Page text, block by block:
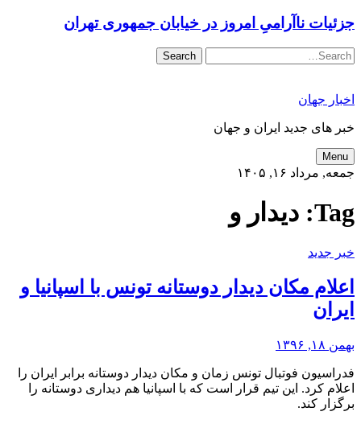
جزئیات ناآرامیِ امروز در خیابان جمهوری تهران
Search
اخبار جهان
خبر های جدید ایران و جهان
Menu
جمعه, مرداد ۱۶, ۱۴۰۵
Tag: دیدار و
خبر جدید
اعلام مکان دیدار دوستانه تونس با اسپانیا و
ایران
بهمن ۱۸, ۱۳۹۶
فدراسیون فوتبال تونس زمان و مکان دیدار دوستانه برابر ایران را
اعلام کرد. این تیم قرار است که با اسپانیا هم دیداری دوستانه را
برگزار کند.